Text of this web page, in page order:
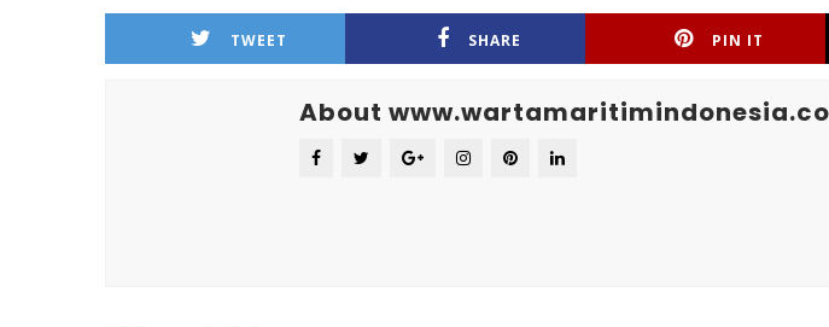
TWEET SHARE PIN IT
About